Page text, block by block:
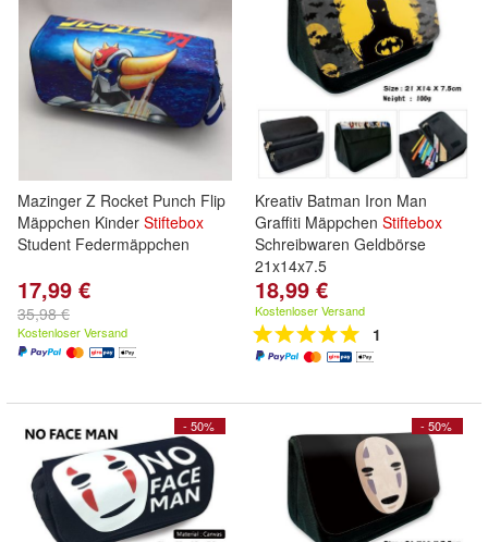
Mazinger Z Rocket Punch Flip
Mäppchen Kinder Stiftebox
Student Federmäppchen
17,99 €
35,98 €
Kostenloser Versand
Kreativ Batman Iron Man
Graffiti Mäppchen Stiftebox
Schreibwaren Geldbörse
21x14x7.5
18,99 €
Kostenloser Versand
1
- 50% - 50%